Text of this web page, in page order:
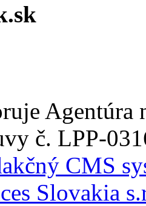
Agentúra
č. LPP-
CMS
Slovakia